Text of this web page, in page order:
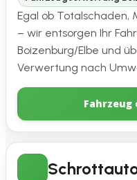
Egal ob Totalschaden,
– wir entsorgen Ihr
Boizenburg/Elbe und
Verwertung nach
Fahrzeug